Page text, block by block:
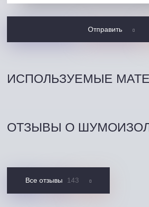
Отправить
ИСПОЛЬЗУЕМЫЕ
ОТЗЫВЫ О
Все отзывы 143